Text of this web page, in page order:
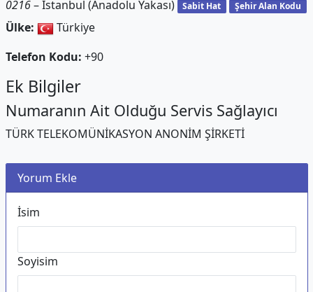
0216– İstanbul (Anadolu Yakası) Sabit Hat Şehir Alan Kodu
Ülke:
Türkiye
Telefon Kodu: +90
Ek Bilgiler
Numaranın Ait Olduğu Servis Sağlayıcı
TÜRK TELEKOMÜNİKASYON ANONİM ŞİRKETİ
Yorum Ekle
İsim
Soyisim